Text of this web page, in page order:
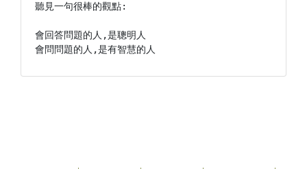
聽見一句很棒的觀點:
會回答問題的人,是聰明人